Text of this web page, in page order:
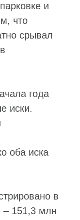
и
что
срывал
года
иски.
оба иска
в
– 151,3 млн